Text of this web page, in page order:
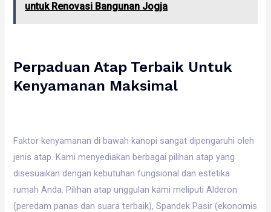
untuk Renovasi Bangunan Jogja
Perpaduan Atap Terbaik Untuk
Kenyamanan Maksimal
Faktor kenyamanan di bawah kanopi sangat dipengaruhi oleh
jenis atap. Kami menyediakan berbagai pilihan atap yang
disesuaikan dengan kebutuhan fungsional dan estetika
rumah Anda. Pilihan atap unggulan kami meliputi Alderon
(peredam panas dan suara terbaik), Spandek Pasir (ekonomis